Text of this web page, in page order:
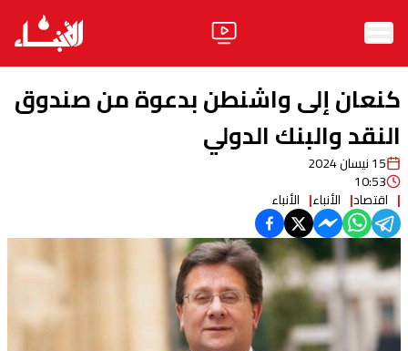
الأخبار
آراء
فيديو
مواقف
وليد جنبلاطالحزب
ابحث
كنعان إلى واشنطن بدعوة من صندوق
النقد والبنك الدولي
15 نيسان 2024
10:53
اقتصاد الأنباء الأنباء